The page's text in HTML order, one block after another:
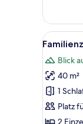
Alle
Fotos
für
Balkon
11
Blick
40 m²
1
Platz
2